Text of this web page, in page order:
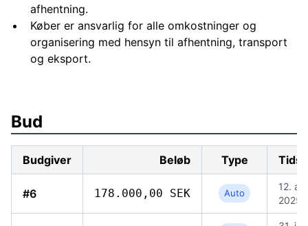
afhentning.
Køber er ansvarlig for alle omkostninger og
organisering med hensyn til afhentning, transport
og eksport.
Bud
Budgiver Beløb Type
#6 178.000,00 SEK Auto
12.
2025,